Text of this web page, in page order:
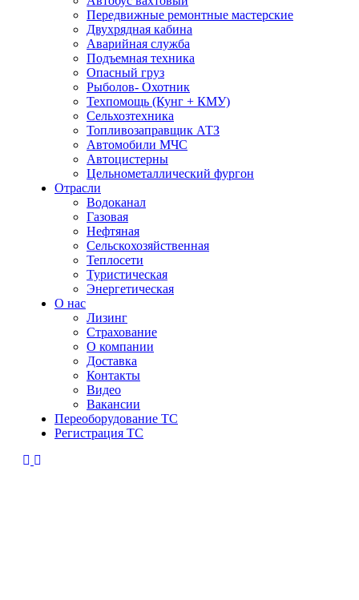
Передвижные ремонтные мастерские
Двухрядная кабина
Аварийная служба
Подъемная техника
Опасный груз
Рыболов- Охотник
Техпомощь (Кунг + КМУ)
Сельхозтехника
Топливозаправщик АТЗ
Автомобили МЧС
Автоцистерны
Цельнометаллический фургон
Отрасли
Водоканал
Газовая
Нефтяная
Сельскохозяйственная
Теплосети
Туристическая
Энергетическая
О нас
Лизинг
Страхование
О компании
Доставка
Контакты
Видео
Вакансии
Переоборудование ТС
Регистрация ТС